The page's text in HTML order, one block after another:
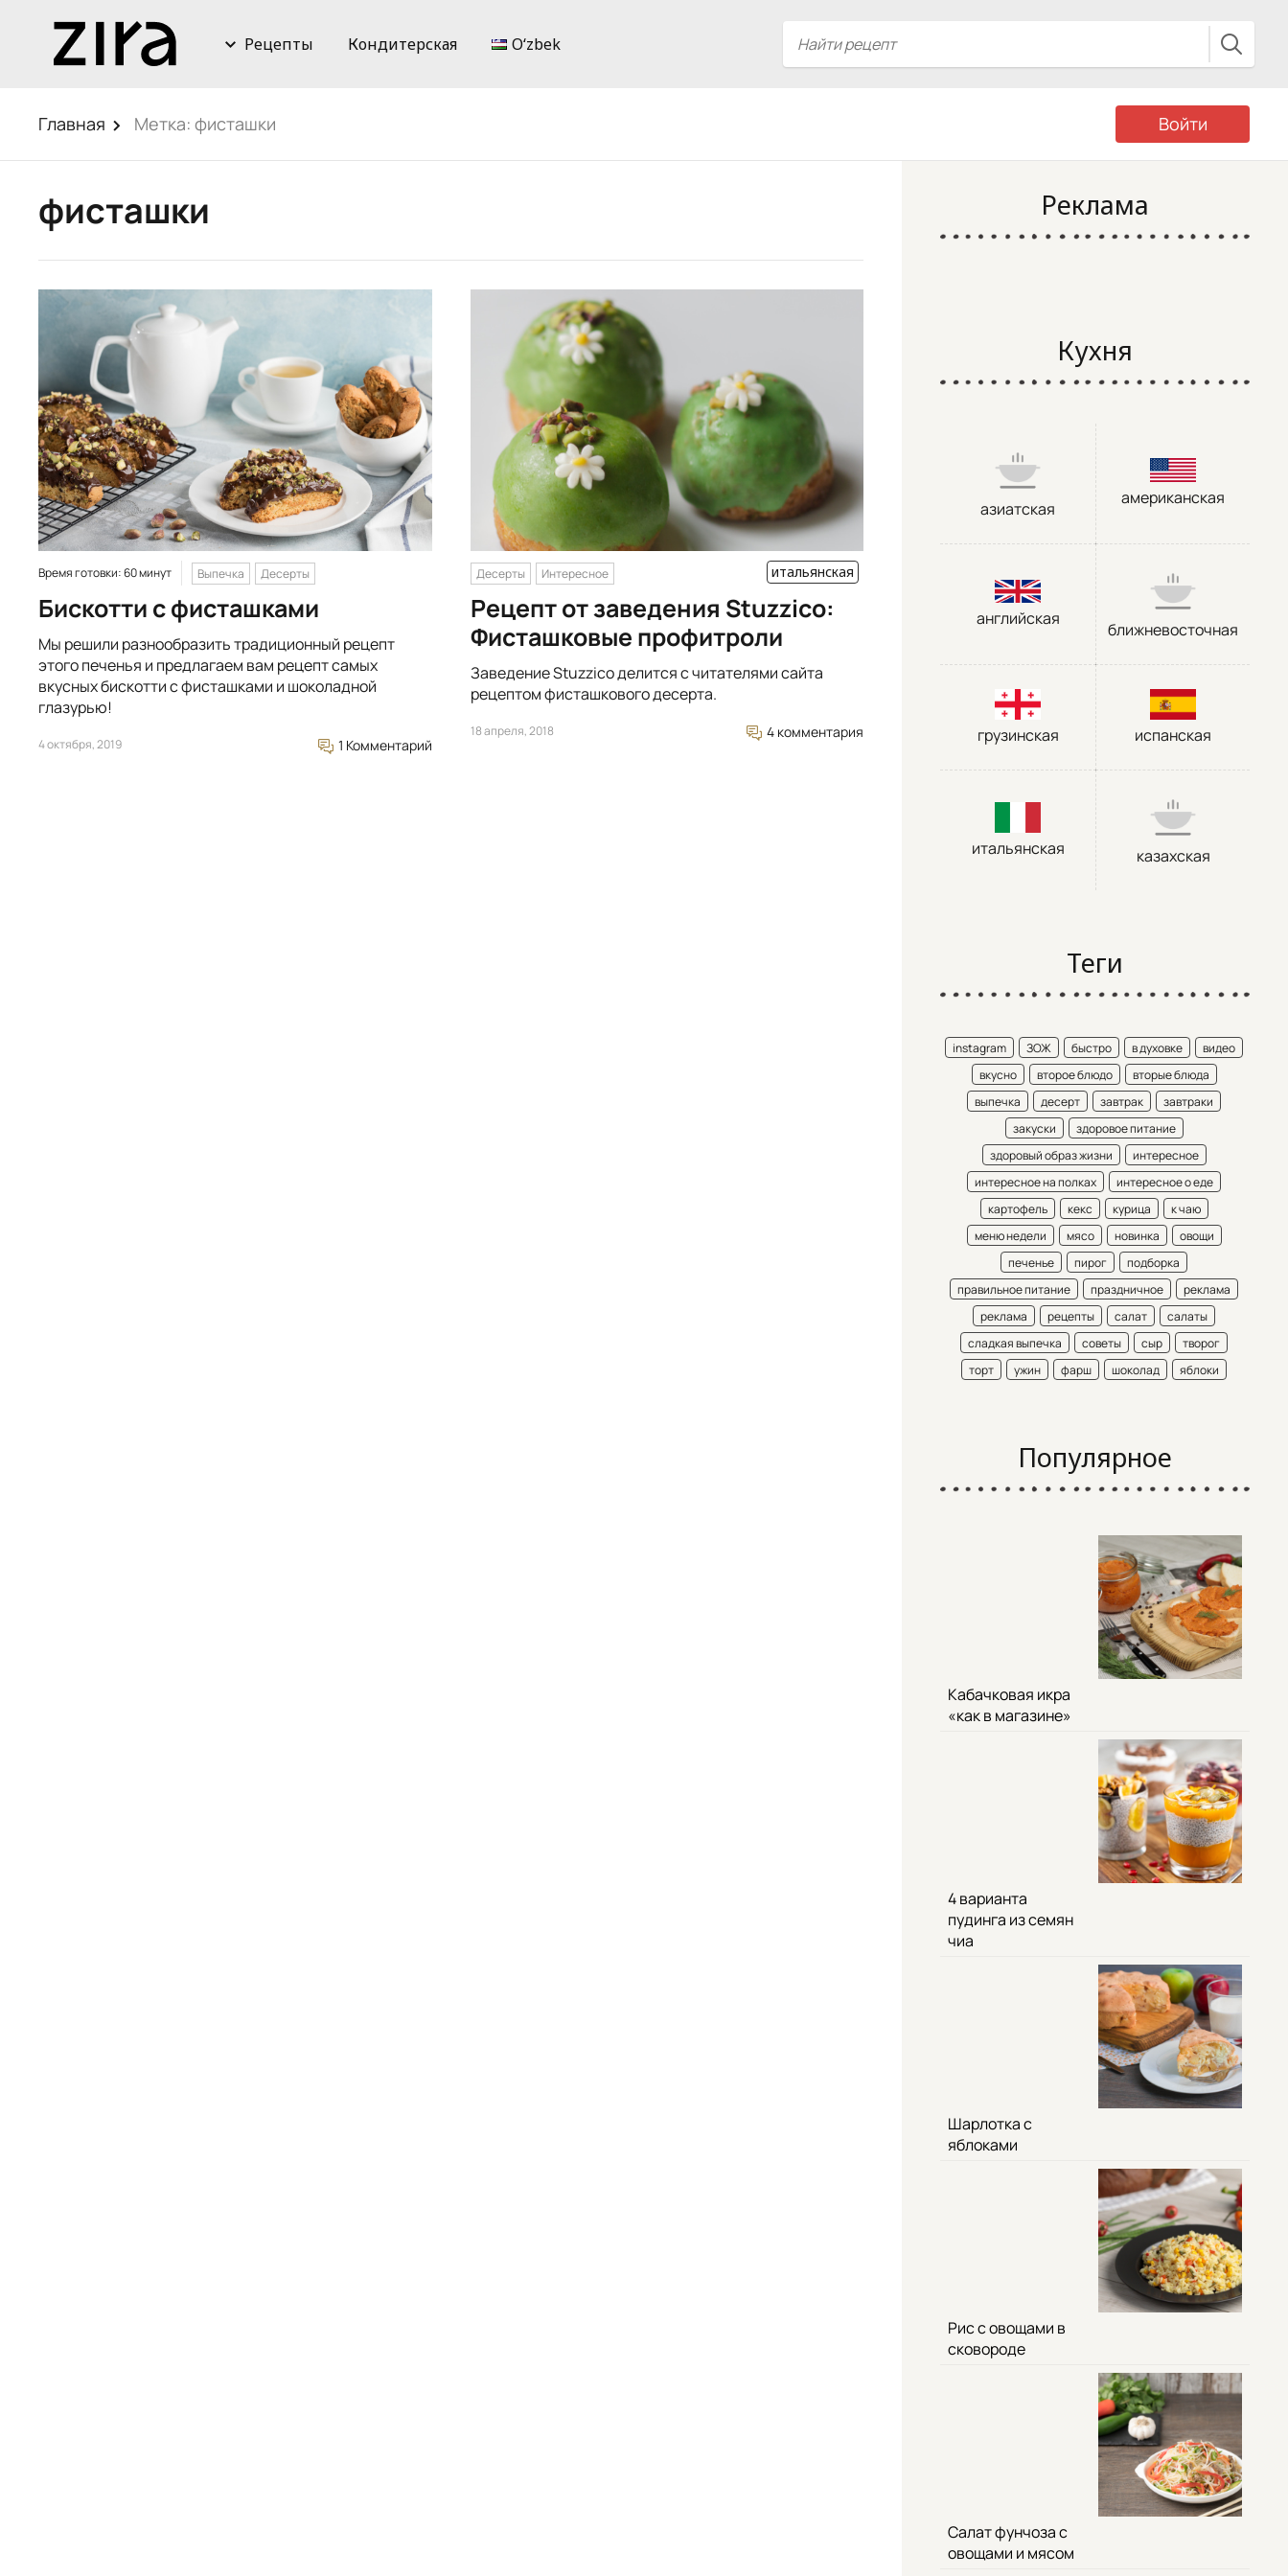
Рецепты Кондитерская Oʻzbek
Главная Метка: фисташки Войти
фисташки
Время готовки: 60 минут Выпечка Десерты
Бискотти с фисташками
Мы решили разнообразить традиционный рецепт
этого печенья и предлагаем вам рецепт самых
вкусных бискотти с фисташками и шоколадной
глазурью!
4 октября, 2019 1 Комментарий
Десерты Интересное итальянская
Рецепт от заведения Stuzzico:
Фисташковые профитроли
Заведение Stuzzico делится с читателями сайта
рецептом фисташкового десерта.
18 апреля, 2018 4 комментария
Реклама
Кухня
азиатская
американская
английская
ближневосточная
грузинская испанская
итальянская казахская
Теги
instagram ЗОЖ быстро в духовке
видео
вкусно
второе блюдо
вторые блюда
выпечка
десерт завтрак
завтраки
закуски
здоровое питание
здоровый образ жизни
интересное
интересное на полках
интересное о еде
картофель
кекс курица
к чаю
меню недели
мясо новинка
овощи
печенье
пирог
подборка
правильное питание
праздничное
реклама
реклама
рецепты салат
салаты
сладкая выпечка
советы сыр
творог
торт
ужин фарш шоколад яблоки
Популярное
Кабачковая икра
«как в магазине»
4 варианта
пудинга из семян
чиа
Шарлотка с
яблоками
Рис с овощами в
сковороде
Салат фунчоза с
овощами и мясом